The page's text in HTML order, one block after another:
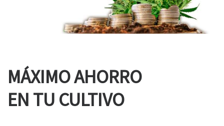
MÁXIMO AHORRO
EN TU CULTIVO